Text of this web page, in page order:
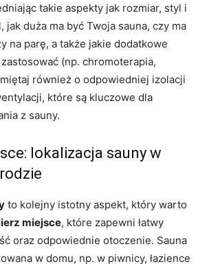
takie aspekty jak rozmiar, styl i
jak duża ma być Twoja sauna, czy ma
na parę, a także jakie dodatkowe
(np. chromoterapia,
również o odpowiedniej izolacji
które są kluczowe dla
z sauny.
lokalizacja sauny w
to kolejny istotny aspekt, który warto
miejsce, które zapewni łatwy
oraz odpowiednie otoczenie. Sauna
w domu, np. w piwnicy, łazience